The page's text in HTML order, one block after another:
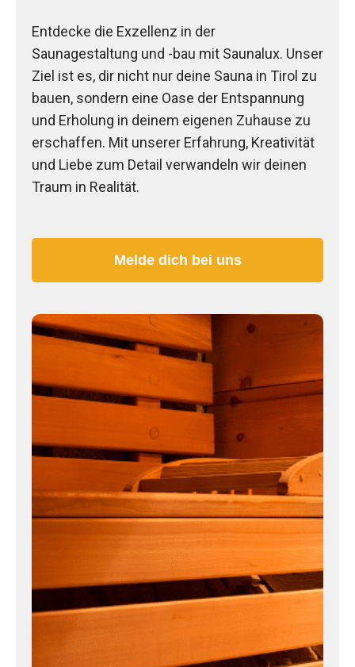
Entdecke die Exzellenz in der
Saunagestaltung und -bau mit Saunalux. Unser
Ziel ist es, dir nicht nur deine Sauna in Tirol zu
bauen, sondern eine Oase der Entspannung
und Erholung in deinem eigenen Zuhause zu
erschaffen. Mit unserer Erfahrung, Kreativität
und Liebe zum Detail verwandeln wir deinen
Traum in Realität.
Melde dich bei uns